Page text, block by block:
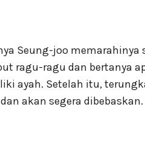
Seung-joo memarahinya
ragu-ragu dan bertanya
ayah. Setelah itu,
akan segera dibebaskan.